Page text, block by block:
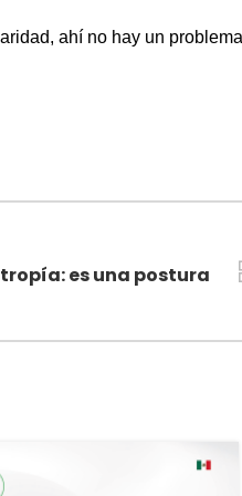
ahí no hay un
es una postura